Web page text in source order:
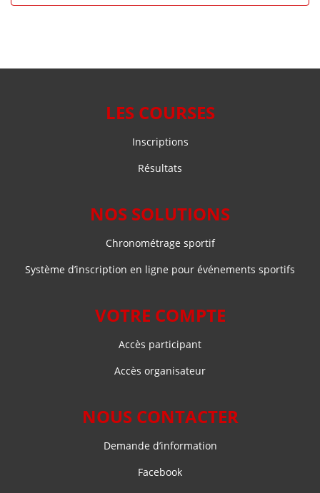
LES COURSES
Inscriptions
Résultats
NOS SOLUTIONS
Chronométrage sportif
Système d’inscription en ligne pour événements sportifs
VOTRE COMPTE
Accès participant
Accès organisateur
NOUS CONTACTER
Demande d’information
Facebook